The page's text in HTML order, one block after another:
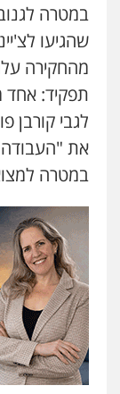
במטרה
שהגיעו
מהחקירה
תפקיד: אחד
לגבי קורבן
את
במטרה